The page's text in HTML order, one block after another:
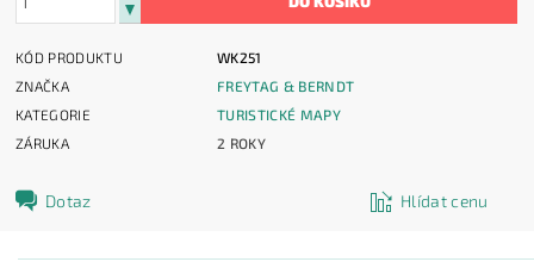
KÓD PRODUKTU
WK251
ZNAČKA
FREYTAG & BERNDT
KATEGORIE
TURISTICKÉ MAPY
ZÁRUKA
2 ROKY
Dotaz Hlídat cenu